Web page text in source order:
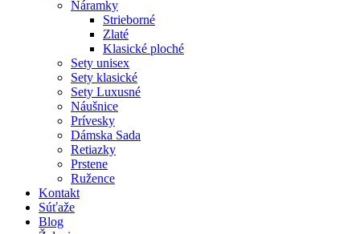
Náramky
Strieborné
Zlaté
Klasické ploché
Sety unisex
Sety klasické
Sety Luxusné
Náušnice
Prívesky
Dámska Sada
Retiazky
Prstene
Ružence
Kontakt
Súťaže
Blog